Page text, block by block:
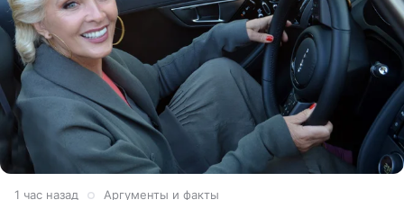
1 час назад Аргументы и факты